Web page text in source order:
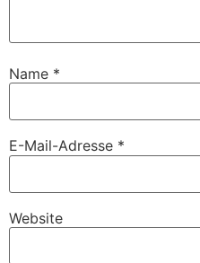
Name *
E-Mail-Adresse *
Website